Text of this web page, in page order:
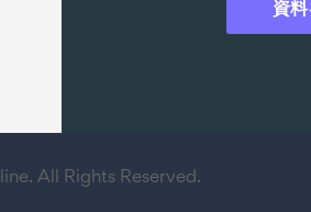
All Rights Reserved.